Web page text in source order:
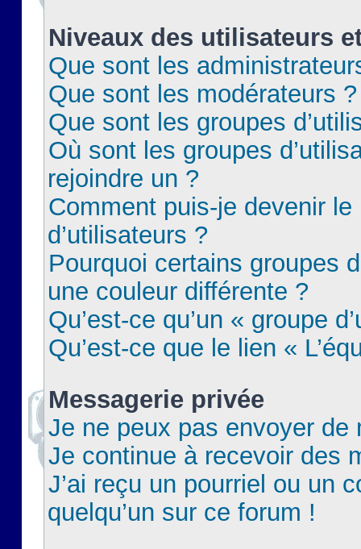
Niveaux des utilisateurs
Que sont les
Que sont les modérateurs ?
Que sont les groupes
Où sont les groupes
rejoindre un ?
Comment puis-je devenir le
d’utilisateurs ?
Pourquoi certains groupes
une couleur différente ?
Qu’est-ce qu’un « groupe
Qu’est-ce que le lien «
Messagerie privée
Je ne peux pas envoyer de
Je continue à recevoir des
J’ai reçu un pourriel ou un
quelqu’un sur ce forum !